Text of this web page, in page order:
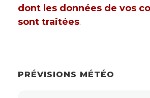
dont les données de vos
sont traitées.
PRÉVISIONS MÉTÉO